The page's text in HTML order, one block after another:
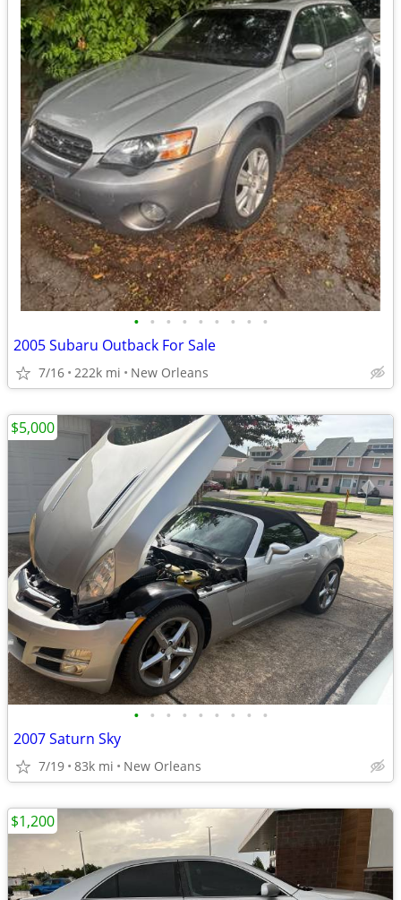
• • • • • • • • •
2005 Subaru Outback For Sale
7/16 222k mi New Orleans
• • • • • • • • •
2007 Saturn Sky
7/19 83k mi New Orleans
$5,000
$1,200